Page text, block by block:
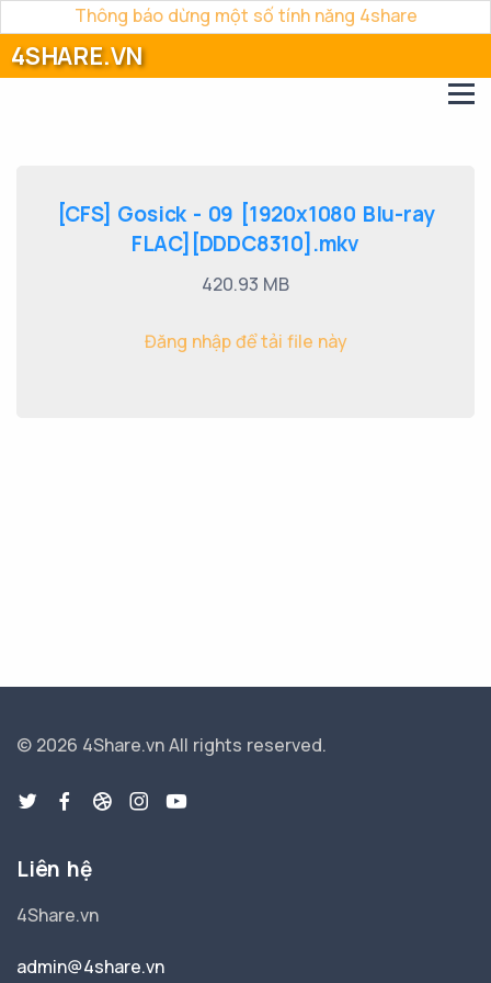
Thông báo dừng một số tính năng 4share
4SHARE.VN
[CFS] Gosick - 09 [1920x1080 Blu-ray
FLAC][DDDC8310].mkv
420.93 MB
Đăng nhập để tải file này
© 2026 4Share.vnAll rights reserved.
Liên hệ
4Share.vn
admin@4share.vn